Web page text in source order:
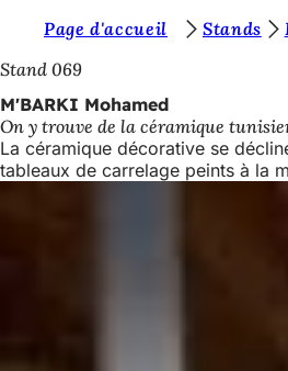
Accéder au contenu
o
u
s
ê
Page d'accueil Stands
Stand 069
M'BARKI Mohamed
On y trouve de la céramique
La céramique décorative se
tableaux de carrelage peints à la